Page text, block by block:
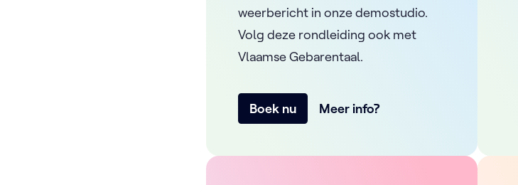
weerbericht in onze demostudio.
Volg deze rondleiding ook met
Vlaamse Gebarentaal.
Boek nu Meer info?